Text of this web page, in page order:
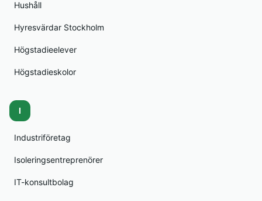
Hushåll
Hyresvärdar Stockholm
Högstadieelever
Högstadieskolor
I
Industriföretag
Isoleringsentreprenörer
IT-konsultbolag